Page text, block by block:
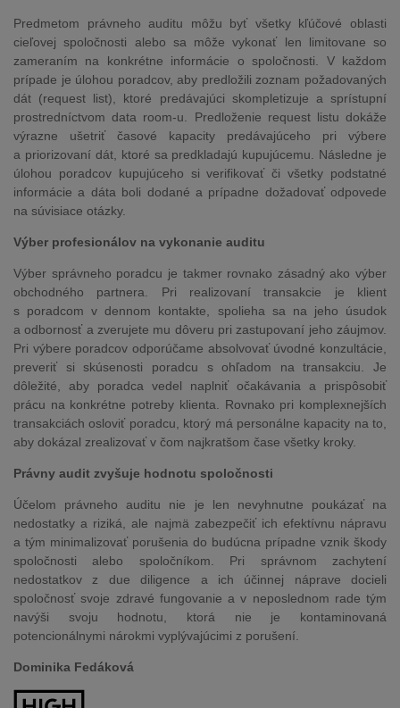
Predmetom právneho auditu môžu byť všetky kľúčové oblasti
cieľovej spoločnosti alebo sa môže vykonať len limitovane so
zameraním na konkrétne informácie o spoločnosti. V každom
prípade je úlohou poradcov, aby predložili zoznam požadovaných
dát (request list), ktoré predávajúci skompletizuje a sprístupní
prostredníctvom data room-u. Predloženie request listu dokáže
výrazne ušetriť časové kapacity predávajúceho pri výbere
a priorizovaní dát, ktoré sa predkladajú kupujúcemu. Následne je
úlohou poradcov kupujúceho si verifikovať či všetky podstatné
informácie a dáta boli dodané a prípadne dožadovať odpovede
na súvisiace otázky.
Výber profesionálov na vykonanie auditu
Výber správneho poradcu je takmer rovnako zásadný ako výber
obchodného partnera. Pri realizovaní transakcie je klient
s poradcom v dennom kontakte, spolieha sa na jeho úsudok
a odbornosť a zverujete mu dôveru pri zastupovaní jeho záujmov.
Pri výbere poradcov odporúčame absolvovať úvodné konzultácie,
preveriť si skúsenosti poradcu s ohľadom na transakciu. Je
dôležité, aby poradca vedel naplniť očakávania a prispôsobiť
prácu na konkrétne potreby klienta. Rovnako pri komplexnejších
transakciách osloviť poradcu, ktorý má personálne kapacity na to,
aby dokázal zrealizovať v čom najkratšom čase všetky kroky.
Právny audit zvyšuje hodnotu spoločnosti
Účelom právneho auditu nie je len nevyhnutne poukázať na
nedostatky a riziká, ale najmä zabezpečiť ich efektívnu nápravu
a tým minimalizovať porušenia do budúcna prípadne vznik škody
spoločnosti alebo spoločníkom. Pri správnom zachytení
nedostatkov z due diligence a ich účinnej náprave docieli
spoločnosť svoje zdravé fungovanie a v neposlednom rade tým
navýši svoju hodnotu, ktorá nie je kontaminovaná
potencionálnymi nárokmi vyplývajúcimi z porušení.
Dominika Fedáková